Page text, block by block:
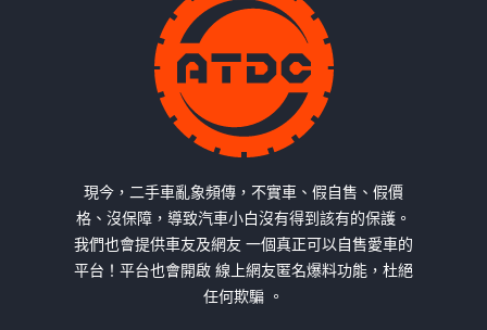
現今，二手車亂象頻傳，不實車、假自售、假價
格、沒保障，導致汽車小白沒有得到該有的保護。
我們也會提供車友及網友 一個真正可以自售愛車的
平台！平台也會開啟 線上網友匿名爆料功能，杜絕
任何欺騙 。